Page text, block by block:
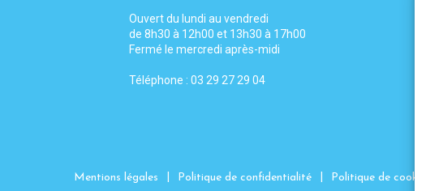
Ouvert du lundi au vendredi
de 8h30 à 12h00 et 13h30 à 17h00
Fermé le mercredi après-midi
Téléphone : 03 29 27 29 04
Mentions légales Politique de confidentialité Politique de cookies